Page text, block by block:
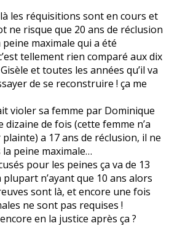
là les réquisitions sont en cours et
ne risque que 20 ans de réclusion
peine maximale qui a été
tellement rien comparé aux dix
et toutes les années qu’il va
de se reconstruire ! ça me
violer sa femme par Dominique
dizaine de fois (cette femme n’a
a 17 ans de réclusion, il ne
peine maximale…
pour les peines ça va de 13
plupart n’ayant que 10 ans alors
sont là, et encore une fois
ne sont pas requises !
en la justice après ça ?